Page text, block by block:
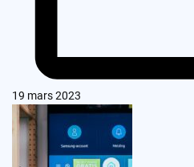
19 mars 2023